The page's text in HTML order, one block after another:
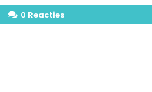
0 Reacties